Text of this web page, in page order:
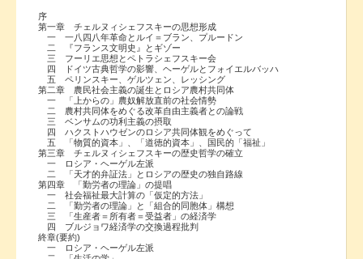
序
第一章 チェルヌィシェフスキーの思想形成
一 一八四八年革命とルイ＝ブラン、プルードン
二 『フランス文明史』とギゾー
三 フーリエ思想とペトラシェフスキー会
四 ドイツ古典哲学の影響、ヘーゲルとフォイエルバッハ
五 ペリンスキー、ゲルツェン、レッシング
第二章 農民社会主義の誕生とロシア農村共同体
一 「上からの」農奴解放直前の社会情勢
二 農村共同体をめぐる改革自由主義者との論戦
三 ベンサムの功利主義の摂取
四 ハクストハウゼンのロシア共同体観をめぐって
五 「物質的資本」、「道徳的資本」、国民的「福祉」
第三章 チェルヌィシェフスキーの歴史哲学の確立
一 ロシア・ヘーゲル左派
二 「天才的弁証法」とロシアの歴史の独自路線
第四章 「勤労者の理論」の提唱
一 社会福祉最大計算の「仮定的方法」
二 「勤労者の理論」と「組合的同胞体」構想
三 「生産者＝所有者＝受益者」の経済学
四 ブルジョワ経済学の交換過程批判
終章(要約)
一 ロシア・ヘーゲル左派